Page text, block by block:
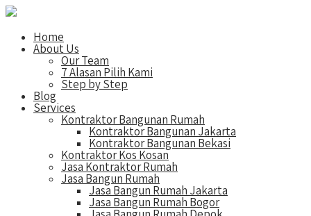
Home
About Us
Our Team
7 Alasan Pilih Kami
Step by Step
Blog
Services
Kontraktor Bangunan Rumah
Kontraktor Bangunan Jakarta
Kontraktor Bangunan Bekasi
Kontraktor Kos Kosan
Jasa Kontraktor Rumah
Jasa Bangun Rumah
Jasa Bangun Rumah Jakarta
Jasa Bangun Rumah Bogor